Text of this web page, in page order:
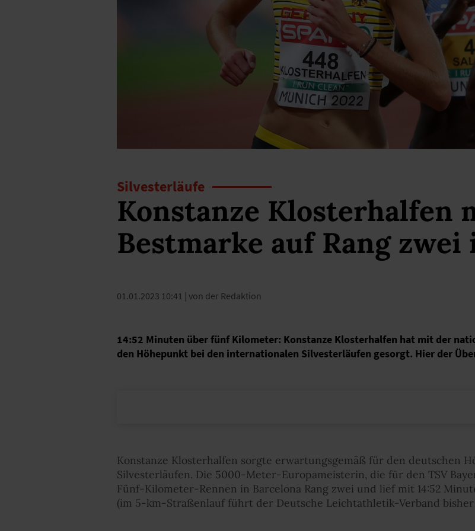
Silvesterläufe
Konstanze Klosterhalfen
Bestmarke auf Rang zwei
01.01.2023 10:41 | von der Redaktion
14:52 Minuten über fünf Kilometer: Konstanze Klosterhalfen hat mit der
den Höhepunkt bei den internationalen Silvesterläufen gesorgt. Hier der
Konstanze Klosterhalfen sorgte erwartungsgemäß für den deutschen
Silvesterläufen. Die 5000-Meter-Europameisterin, die für den TSV
Fünf-Kilometer-Rennen in Barcelona Rang zwei und lief mit 14:52
(im 5-km-Straßenlauf führt der Deutsche Leichtathletik-Verband